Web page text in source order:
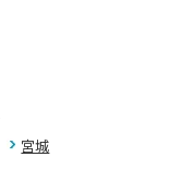
宮城